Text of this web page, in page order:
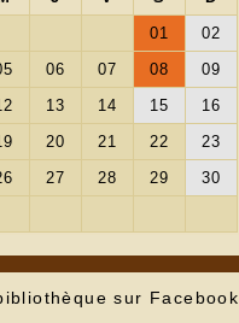
sur Facebook